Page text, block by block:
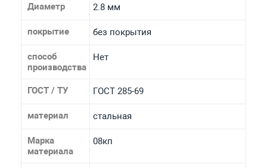
Диаметр 2.8 мм
покрытие без покрытия
способ
производства
Нет
ГОСТ / ТУ ГОСТ 285-69
материал стальная
Марка
материала
08кп